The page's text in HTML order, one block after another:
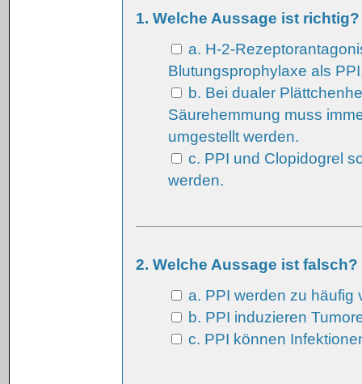
1. Welche Aussage ist richtig?
a. H-2-
Blutungsprophylaxe als
b. Bei dualer
Säurehemmung muss
umgestellt werden.
c. PPI und Clopidogrel
werden.
2. Welche Aussage ist falsch?
a. PPI werden zu häufig
b. PPI induzieren
c. PPI können